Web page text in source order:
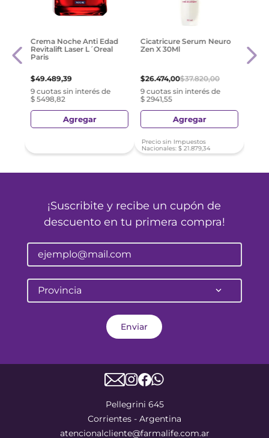
Crema Noche Anti Edad
Revitalift Laser L´Oreal
Paris
$49.489,39
9 cuotas sin interés de
$ 5498,82
Agregar
Cicatricure Serum Neuro
Zen X 30Ml
$26.474,00$37.820,00
9 cuotas sin interés de
$ 2941,55
Agregar
Precio sin Impuestos
Nacionales: $ 21.879,34
Gr
¡Suscribite y recibe un cupón de
descuento en tu primera compra!
Provincia
Enviar
Pellegrini 645
Corrientes - Argentina
atencionalcliente@farmalife.com.ar